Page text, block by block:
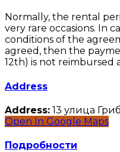
Normally, the rental
very rare occasions. In
conditions of the
agreed, then the
12th) is not reimbursed
Address
Address: 13 улица
Open In Google Maps
Подробности